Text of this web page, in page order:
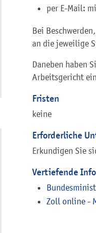
per E-Mail:
Bei
an die jeweilige
Daneben haben
Arbeitsgericht
Fristen
keine
Erforderliche
Erkundigen Sie
Vertiefende
Zoll online -